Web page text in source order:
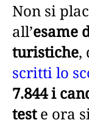
Non si
all’esame
turistiche,
scritti lo
7.844 i
teste ora